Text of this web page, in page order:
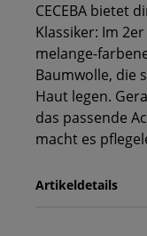
CECEBA bietet
Klassiker: Im
melange-
Baumwolle, die
Haut legen.
das passende
macht es
Artikeldetails